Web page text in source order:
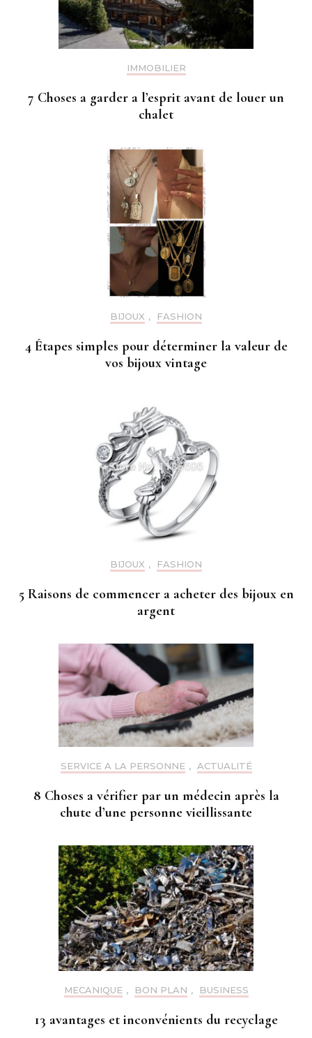
IMMOBILIER
7 Choses a garder a l’esprit avant de louer un
chalet
BIJOUX , FASHION
4 Étapes simples pour déterminer la valeur de
vos bijoux vintage
BIJOUX , FASHION
5 Raisons de commencer a acheter des bijoux en
argent
SERVICE A LA PERSONNE , ACTUALITÉ
8 Choses a vérifier par un médecin après la
chute d’une personne vieillissante
MECANIQUE , BON PLAN , BUSINESS
13 avantages et inconvénients du recyclage